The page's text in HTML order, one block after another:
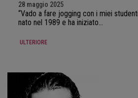
28 maggio 2025
“Vado a fare jogging con i miei
nato nel 1989 e ha iniziato…
ULTERIORE